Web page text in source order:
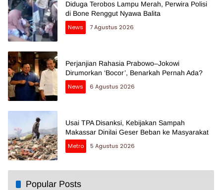
Diduga Terobos Lampu Merah, Perwira Polisi
di Bone Renggut Nyawa Balita
News
7 Agustus 2026
Perjanjian Rahasia Prabowo–Jokowi
Dirumorkan ‘Bocor’, Benarkah Pernah Ada?
News
6 Agustus 2026
Usai TPA Disanksi, Kebijakan Sampah
Makassar Dinilai Geser Beban ke Masyarakat
Metro
5 Agustus 2026
Popular Posts